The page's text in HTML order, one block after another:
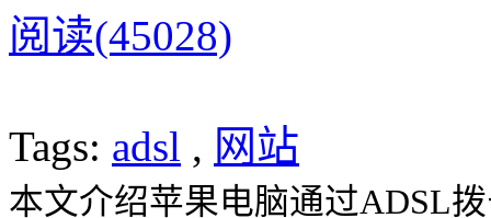
阅读(45028)
Tags: adsl , 网站
本文介绍苹果电脑通过ADSL